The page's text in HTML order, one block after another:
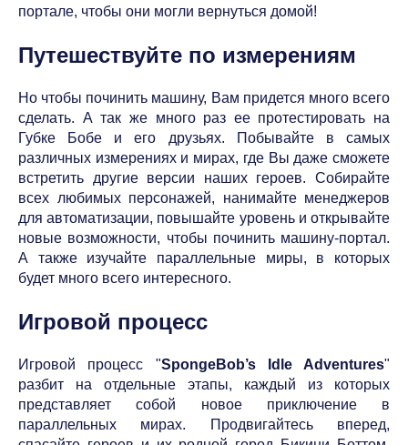
портале, чтобы они могли вернуться домой!
Путешествуйте по измерениям
Но чтобы починить машину, Вам придется много всего
сделать. А так же много раз ее протестировать на
Губке Бобе и его друзьях. Побывайте в самых
различных измерениях и мирах, где Вы даже сможете
встретить другие версии наших героев. Собирайте
всех любимых персонажей, нанимайте менеджеров
для автоматизации, повышайте уровень и открывайте
новые возможности, чтобы починить машину-портал.
А также изучайте параллельные миры, в которых
будет много всего интересного.
Игровой процесс
Игровой процесс "SpongeBob’s Idle Adventures"
разбит на отдельные этапы, каждый из которых
представляет собой новое приключение в
параллельных мирах. Продвигайтесь вперед,